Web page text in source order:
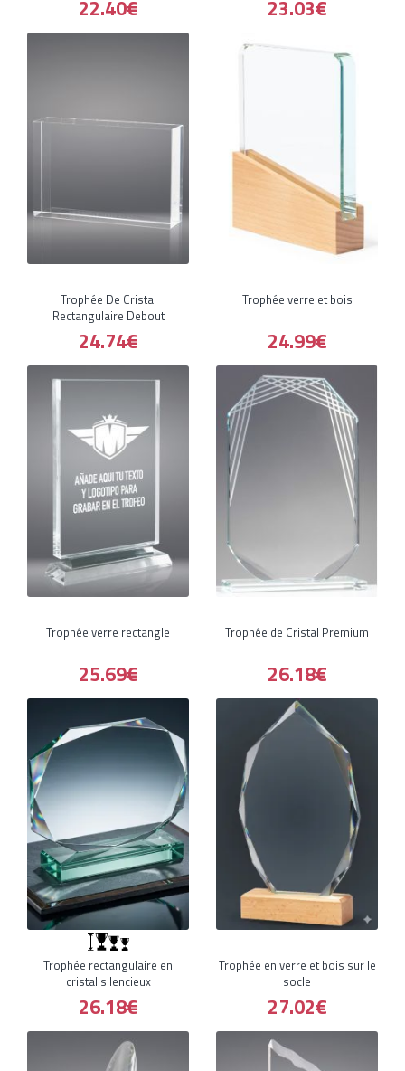
22.40€ 23.03€
Trophée De Cristal
Rectangulaire Debout
24.74€
Trophée verre et bois
24.99€
Trophée verre rectangle
25.69€
Trophée de Cristal Premium
26.18€
Trophée rectangulaire en
cristal silencieux
26.18€
Trophée en verre et bois sur le
socle
27.02€